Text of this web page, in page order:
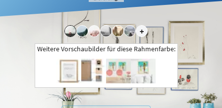
+
Weitere Vorschaubilder für diese Rahmenfarbe: